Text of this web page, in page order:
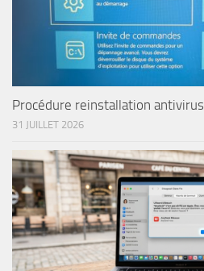
Procédure reinstallation antivirus
31 JUILLET 2026